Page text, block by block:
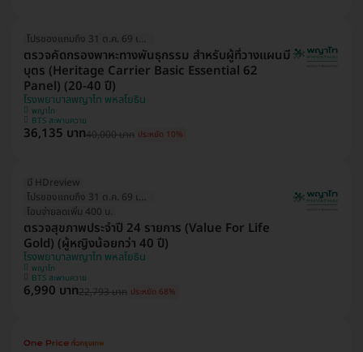
โปรของแถมถึง 31 ต.ค. 69 เท่านั้น!
ตรวจคัดกรองพาหะทางพันธุกรรม สำหรับผู้ที่วางแผนมี
บุตร (Heritage Carrier Basic Essential 62
Panel) (20-40 ปี)
โรงพยาบาลพญาไท พหลโยธิน
พญาไท
BTS สะพานควาย
36,135 บาท40,000 บาท ประหยัด 10%
มี HDreview
โปรของแถมถึง 31 ต.ค. 69 เท่านั้น!
โอนจ่ายลดเพิ่ม 400 บ.
ตรวจสุขภาพประจำปี 24 รายการ (Value For Life
Gold) (ผู้หญิงน้อยกว่า 40 ปี)
โรงพยาบาลพญาไท พหลโยธิน
พญาไท
BTS สะพานควาย
6,990 บาท22,793 บาท ประหยัด 68%